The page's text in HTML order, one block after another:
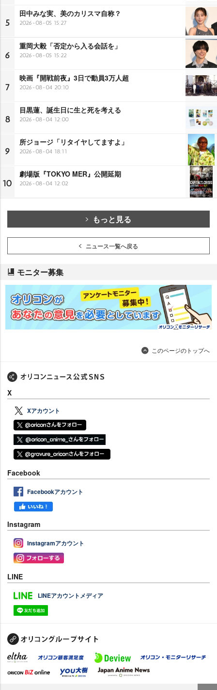
5
田中みな実、美のカリスマ自称？
2026-08-05 15:27
6
重岡大毅「否定から入る会話を」
2026-08-05 15:22
7
映画『開戦前夜』3日で動員3万人超
2026-08-04 20:10
8
目黒蓮、誕生日に生と死を考える
2026-08-04 12:00
9
所ジョージ「リタイヤしてますよ」
2026-08-04 18:11
10
劇場版『TOKYO MER』公開延期
2026-08-04 12:02
もっと見る
ニュース一覧へ戻る
モニター募集
このページのトップへ
X
Xアカウント
Facebook
Facebookアカウント
Instagram
Instagramアカウント
LINE
LINEアカウントメディア